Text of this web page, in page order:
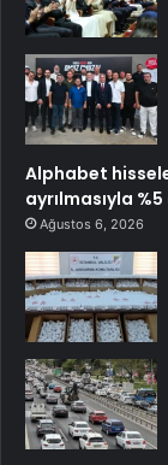
Alphabet
ayrılmasıyla
Ağustos 6, 2026